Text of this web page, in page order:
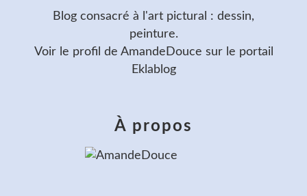
Blog consacré à l'art pictural : dessin,
peinture.
Voir le profil de AmandeDouce sur le portail
Eklablog
À propos